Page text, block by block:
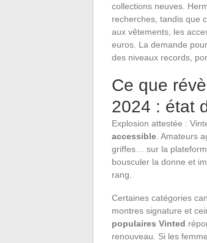
collections neuves.
recherches, tandis que
aux vêtements, les
euros. La demande
des niveaux records,
Ce que
2024 : état
Explosion attestée :
accessible . Amateurs
griffes… sur la
bousculer la donne et
rang.
Certaines catégories
montres signature et
populaires Vinted
renouveau. Si les